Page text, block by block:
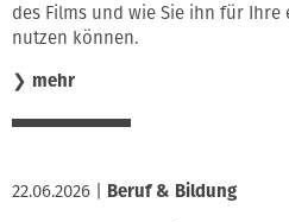
des Films und wie Sie ihn für Ihre
nutzen können.
❯ mehr
22.06.2026 Beruf & Bildung